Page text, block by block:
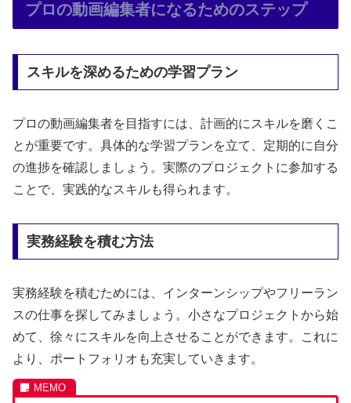
プロの動画編集者になるためのステップ
スキルを深めるための学習プラン
プロの動画編集者を目指すには、計画的にスキルを磨くこ
とが重要です。具体的な学習プランを立て、定期的に自分
の進捗を確認しましょう。実際のプロジェクトに参加する
ことで、実践的なスキルも得られます。
実務経験を積む方法
実務経験を積むためには、インターンシップやフリーラン
スの仕事を探してみましょう。小さなプロジェクトから始
めて、徐々にスキルを向上させることができます。これに
より、ポートフォリオも充実していきます。